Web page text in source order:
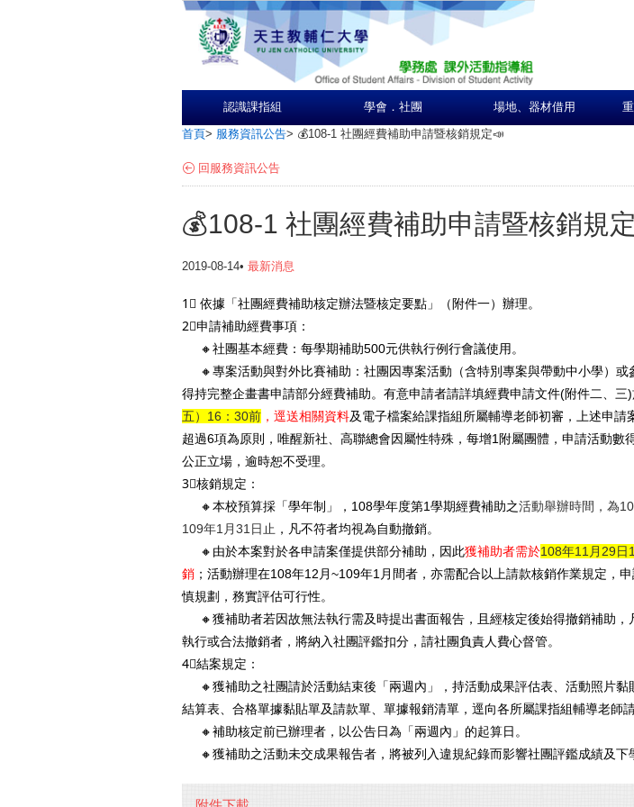
認識課指組 學會．社團 場地、器材借用
首頁> 服務資訊公告> 💰108-1 社團經費補助申請暨核銷規定📣
回服務資訊公告
💰108-1 社團經費補助申請暨核銷規
2019-08-14• 最新消息
1⃣ 依據「社團經費補助核定辦法暨核定要點」（附件一）辦理。
2⃣申請補助經費事項：
🔸社團基本經費：每學期補助500元供執行例行會議使用。
🔸專案活動與對外比賽補助：社團因專案活動（含特別專案與帶動中小學）或
得持完整企畫書申請部分經費補助。有意申請者請詳填經費申請文件(附件二、三
五）16：30前 ，逕送相關資料及電子檔案給課指組所屬輔導老師初審，上述申請
超過6項為原則，唯醒新社、高聯總會因屬性特殊，每增1附屬團體，申請活動數
公正立場，逾時恕不受理。
3⃣核銷規定：
🔸本校預算採「學年制」，108學年度第1學期經費補助之活動舉辦時間，為
109年1月31日止 ，凡不符者均視為自動撤銷。
🔸由於本案對於各申請案僅提供部分補助，因此獲補助者需於108年11月29日
銷 ；活動辦理在108年12月~109年1月間者，亦需配合以上請款核銷作業規定，
慎規劃，務實評估可行性。
🔸獲補助者若因故無法執行需及時提出書面報告，且經核定後始得撤銷補助，
執行或合法撤銷者，將納入社團評鑑扣分，請社團負責人費心督管。
4⃣結案規定：
🔸獲補助之社團請於活動結束後「兩週內」，持活動成果評估表、活動照片黏
結算表、合格單據黏貼單及請款單、單據報銷清單，逕向各所屬課指組輔導老師請
🔸補助核定前已辦理者，以公告日為「兩週內」的起算日。
🔸獲補助之活動未交成果報告者，將被列入違規紀錄而影響社團評鑑成績及下